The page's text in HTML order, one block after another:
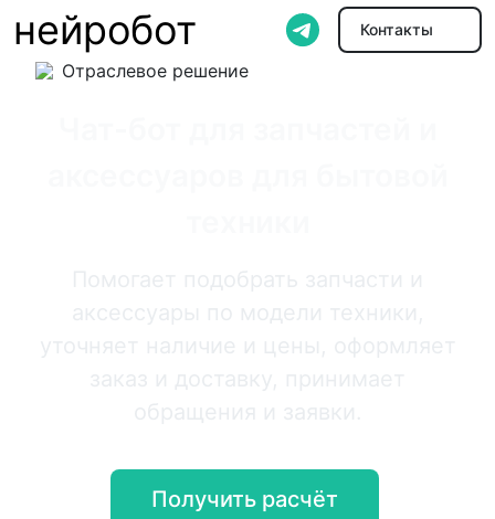
нейробот Контакты
Отраслевое решение
Получить расчёт